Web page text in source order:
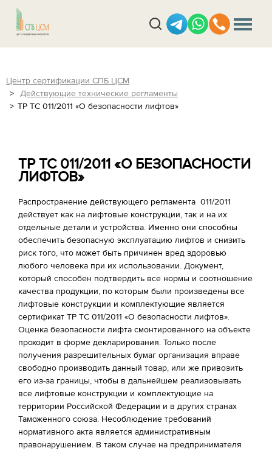
Центр сертификации СПБ ЦСМ
Действующие технические регламенты
ТР ТС 011/2011 «О безопасности лифтов»
ТР ТС 011/2011 «О БЕЗОПАСНОСТИ
ЛИФТОВ»
Распространение действующего регламента 011/2011
действует как на лифтовые конструкции, так и на их
отдельные детали и устройства. Именно они способны
обеспечить безопасную эксплуатацию лифтов и снизить
риск того, что может быть причинен вред здоровью
любого человека при их использовании. Документ,
который способен подтвердить все нормы и соотношение
качества продукции, по которым были произведены все
лифтовые конструкции и комплектующие является
сертификат ТР ТС 011/2011 «О безопасности лифтов».
Оценка безопасности лифта смонтированного на объекте
проходит в форме декларирования. Только после
получения разрешительных бумаг организация вправе
свободно производить данный товар, или же привозить
его из-за границы, чтобы в дальнейшем реализовывать
все лифтовые конструкции и комплектующие на
территории Российской Федерации и в других странах
Таможенного союза. Несоблюдение требований
нормативного акта является административным
правонарушением. В таком случае на предпринимателя